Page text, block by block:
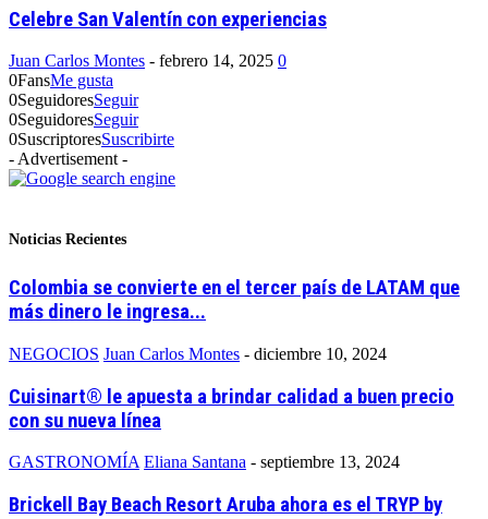
Celebre San Valentín con experiencias
Juan Carlos Montes - febrero 14, 2025 0
0FansMe gusta
0SeguidoresSeguir
0SeguidoresSeguir
0SuscriptoresSuscribirte
- Advertisement -
Noticias Recientes
Colombia se convierte en el tercer país de LATAM que
más dinero le ingresa...
NEGOCIOS Juan Carlos Montes - diciembre 10, 2024
Cuisinart® le apuesta a brindar calidad a buen precio
con su nueva línea
GASTRONOMÍA Eliana Santana - septiembre 13, 2024
Brickell Bay Beach Resort Aruba ahora es el TRYP by